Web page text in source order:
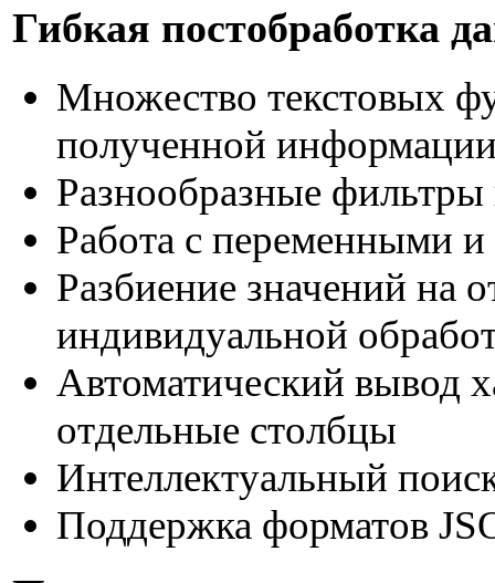
Гибкая постобработка
Множество текстовых
полученной
Разнообразные
Работа с переменными
Разбиение значений на
индивидуальной
Автоматический вывод
отдельные столбцы
Интеллектуальный
Поддержка форматов